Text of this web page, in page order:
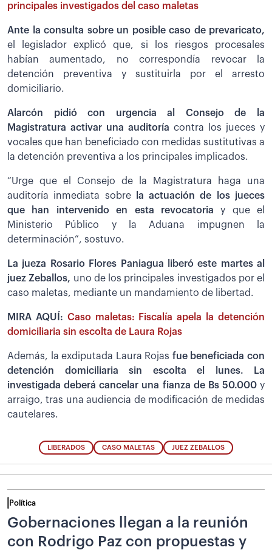
principales investigados del caso maletas
Ante la consulta sobre un posible caso de prevaricato,
el legislador explicó que, si los riesgos procesales
habían aumentado, no correspondía revocar la
detención preventiva y sustituirla por el arresto
domiciliario.
Alarcón pidió con urgencia al Consejo de la
Magistratura activar una auditoría contra los jueces y
vocales que han beneficiado con medidas sustitutivas a
la detención preventiva a los principales implicados.
“Urge que el Consejo de la Magistratura haga una
auditoría inmediata sobre
la actuación de los jueces
que han intervenido en esta revocatoria y que el
Ministerio Público y la Aduana impugnen la
determinación”, sostuvo.
La jueza Rosario Flores Paniagua liberó este martes al
juez Zeballos, uno de los principales investigados por el
caso maletas, mediante un mandamiento de libertad.
MIRA AQUÍ: Caso maletas: Fiscalía apela la detención
domiciliaria sin escolta de Laura Rojas
Además, la exdiputada Laura Rojas fue beneficiada con
detención domiciliaria sin escolta el lunes. La
investigada deberá cancelar una fianza de Bs 50.000 y
arraigo, tras una audiencia de modificación de medidas
cautelares.
LIBERADOS CASO MALETAS JUEZ ZEBALLOS
Política
Gobernaciones llegan a la reunión
con Rodrigo Paz con propuestas y